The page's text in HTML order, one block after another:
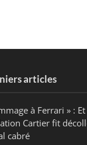
articles
à Ferrari » :
Cartier fit
cabré